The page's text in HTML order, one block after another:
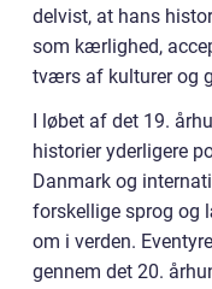
delvist, at hans
som kærlighed,
tværs af kulturer og
I løbet af det 19.
historier yderligere
Danmark og
forskellige sprog og
om i verden.
gennem det 20.